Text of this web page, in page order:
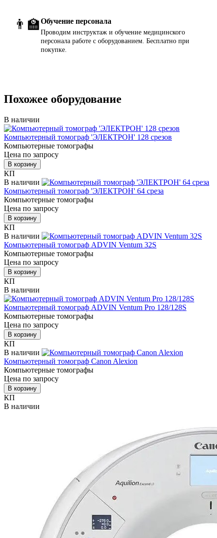
👨‍🏫Обучение персонала
Проводим инструктаж и обучение медицинского
персонала работе с оборудованием. Бесплатно при
покупке.
Похожее оборудование
В наличии
Компьютерный томограф 'ЭЛЕКТРОН' 128 срезов
Компьютерные томографы
Цена по запросу
В корзину
КП
В наличии
Компьютерный томограф 'ЭЛЕКТРОН' 64 среза
Компьютерные томографы
Цена по запросу
В корзину
КП
В наличии
Компьютерный томограф ADVIN Ventum 32S
Компьютерные томографы
Цена по запросу
В корзину
КП
В наличии
Компьютерный томограф ADVIN Ventum Pro 128/128S
Компьютерные томографы
Цена по запросу
В корзину
КП
В наличии
Компьютерный томограф Canon Alexion
Компьютерные томографы
Цена по запросу
В корзину
КП
В наличии